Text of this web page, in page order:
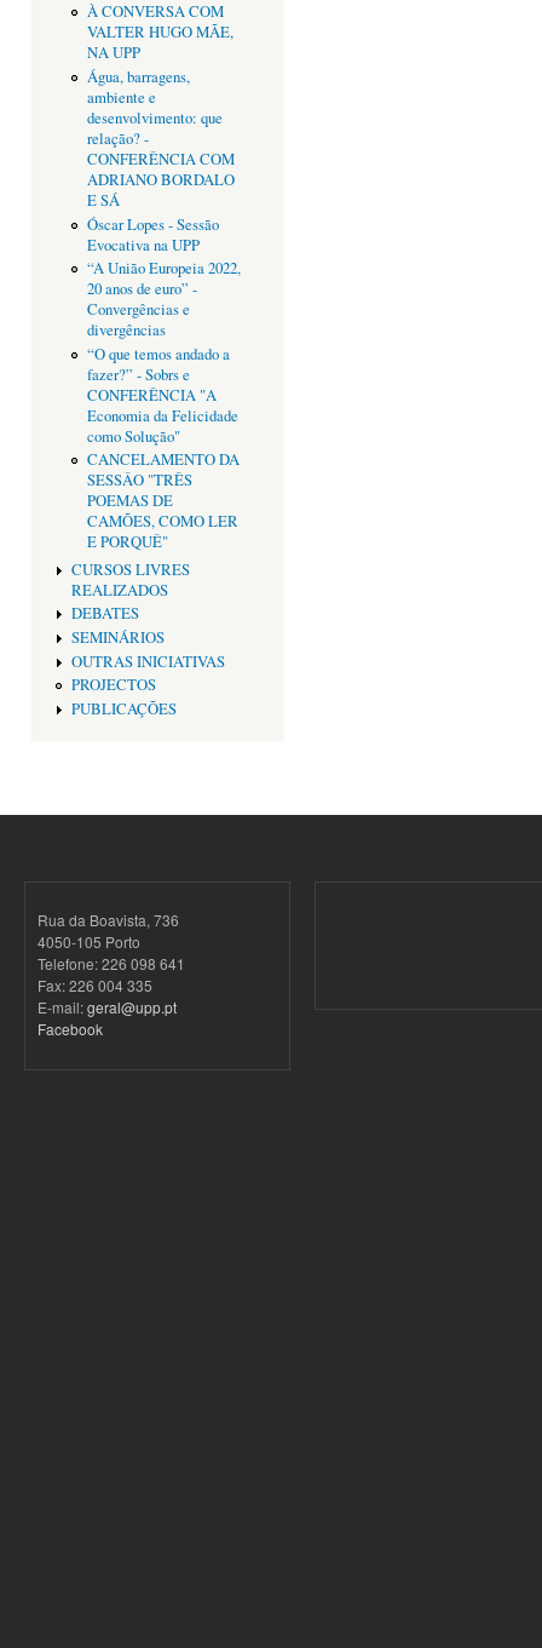
À CONVERSA COM
VALTER HUGO MÃE,
NA UPP
Água, barragens,
ambiente e
desenvolvimento: que
relação? -
CONFERÊNCIA COM
ADRIANO BORDALO
E SÁ
Óscar Lopes - Sessão
Evocativa na UPP
“A União Europeia 2022,
20 anos de euro” -
Convergências e
divergências
“O que temos andado a
fazer?” - Sobrs e
CONFERÊNCIA "A
Economia da Felicidade
como Solução"
CANCELAMENTO DA
SESSÂO "TRÊS
POEMAS DE
CAMÕES, COMO LER
E PORQUÊ"
CURSOS LIVRES
REALIZADOS
DEBATES
SEMINÁRIOS
OUTRAS INICIATIVAS
PROJECTOS
PUBLICAÇÕES
Rua da Boavista, 736
4050-105 Porto
Telefone: 226 098 641
Fax: 226 004 335
E-mail:geral@upp.pt
Facebook